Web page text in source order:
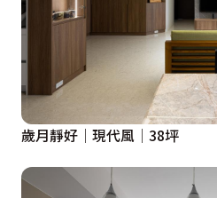
歲月靜好│現代風│38坪